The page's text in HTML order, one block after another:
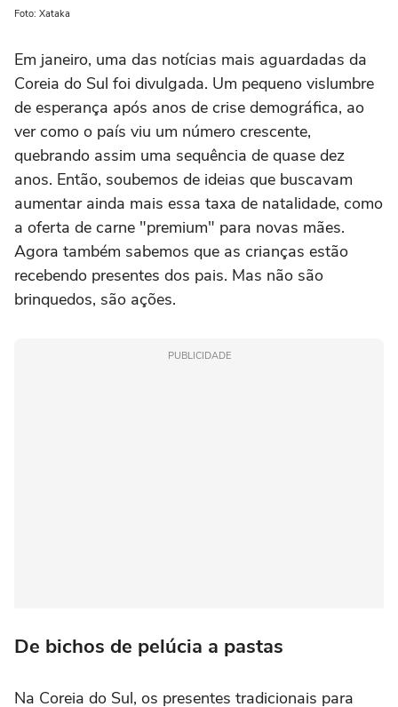
Foto: Xataka
Em janeiro, uma das notícias mais aguardadas da
Coreia do Sul foi divulgada. Um pequeno vislumbre
de esperança após anos de crise demográfica, ao
ver como o país viu um número crescente,
quebrando assim uma sequência de quase dez
anos. Então, soubemos de ideias que buscavam
aumentar ainda mais essa taxa de natalidade, como
a oferta de carne "premium" para novas mães.
Agora também sabemos que as crianças estão
recebendo presentes dos pais. Mas não são
brinquedos, são ações.
PUBLICIDADE
De bichos de pelúcia a pastas
Na Coreia do Sul, os presentes tradicionais para